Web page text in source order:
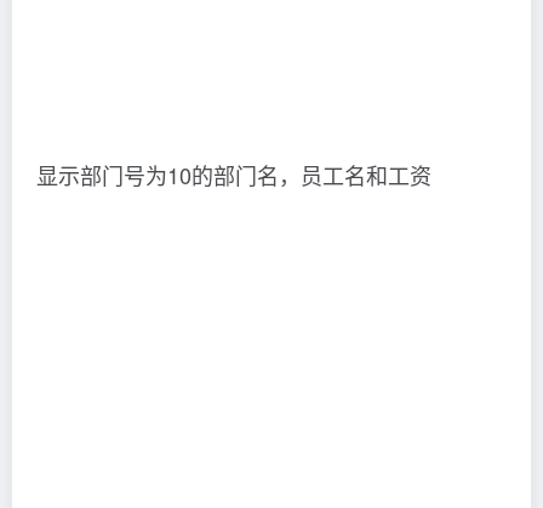
显示部门号为10的部门名，员工名和工资